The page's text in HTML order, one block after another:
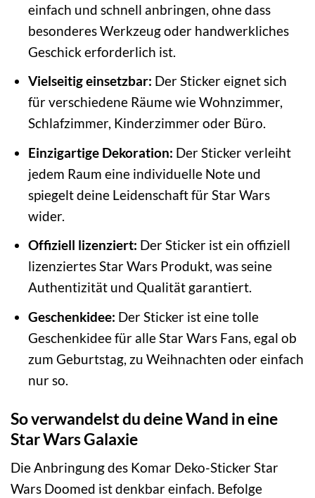
einfach und schnell anbringen, ohne dass
besonderes Werkzeug oder handwerkliches
Geschick erforderlich ist.
Vielseitig einsetzbar: Der Sticker eignet sich
für verschiedene Räume wie Wohnzimmer,
Schlafzimmer, Kinderzimmer oder Büro.
Einzigartige Dekoration: Der Sticker verleiht
jedem Raum eine individuelle Note und
spiegelt deine Leidenschaft für Star Wars
wider.
Offiziell lizenziert: Der Sticker ist ein offiziell
lizenziertes Star Wars Produkt, was seine
Authentizität und Qualität garantiert.
Geschenkidee: Der Sticker ist eine tolle
Geschenkidee für alle Star Wars Fans, egal ob
zum Geburtstag, zu Weihnachten oder einfach
nur so.
So verwandelst du deine Wand in eine
Star Wars Galaxie
Die Anbringung des Komar Deko-Sticker Star
Wars Doomed ist denkbar einfach. Befolge